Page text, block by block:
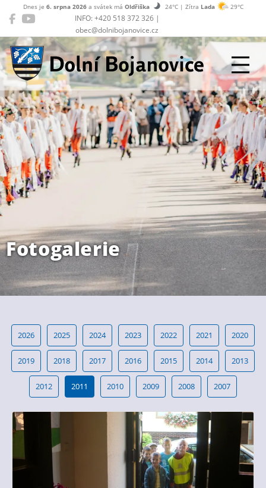
INFO: +420 518 372 326 |
obec@dolnibojanovice.cz
Dnes je 6. srpna 2026a svátek má Oldřiška 24°C | Zítra Lada 29°C
Dolní Bojanovice
Fotogalerie
2026 2025 2024 2023 2022 2021 2020
2019 2018 2017 2016 2015 2014 2013
2012 2011 2010 2009 2008 2007